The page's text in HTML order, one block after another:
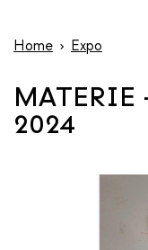
inhoud
Home Expo
MATERIE
2024